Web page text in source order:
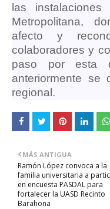
las
Metropolitana,
afecto y
colaboradores y
paso por esta
anteriormente se
regional.
MÁS ANTIGUA
Ramón López convoca a la
familia universitaria a
en encuesta PASDAL para
fortalecer la UASD Recinto
Barahona